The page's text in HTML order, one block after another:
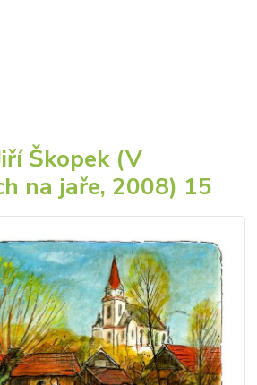
Škopek (V
na jaře, 2008) 15